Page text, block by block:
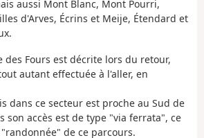
aussi Mont Blanc, Mont Pourri,
d'Arves, Écrins et Meije, Étendard et
des Fours est décrite lors du retour,
autant effectuée à l'aller, en
dans ce secteur est proche au Sud de
son accès est de type "via ferrata", ce
de ce parcours.